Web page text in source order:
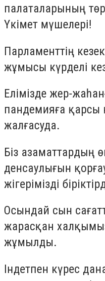
палаталарының
Үкімет мүшелері!
Парламенттің
жұмысы күрделі
Елімізде жер-
пандемияға қарсы
жалғасуда.
Біз азаматтардың
денсаулығын
жігерімізді
Осындай сын
жарасқан
жұмылды.
Індетпен күрес